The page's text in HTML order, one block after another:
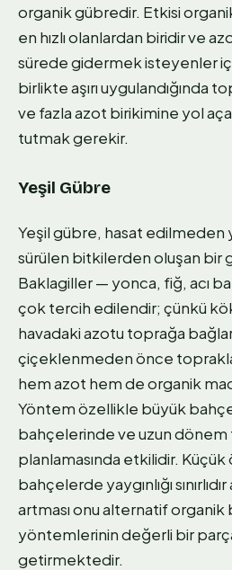
organik gübredir. Etkisi
en hızlı olanlardan biridir ve
sürede gidermek isteyenler
birlikte aşırı uygulandığında
ve fazla azot birikimine yol
tutmak gerekir.
Yeşil Gübre
Yeşil gübre, hasat
sürülen bitkilerden oluşan bir
Baklagiller — yonca, fiğ, acı
çok tercih edilendir; çünkü
havadaki azotu toprağa
çiçeklenmeden önce
hem azot hem de organik
Yöntem özellikle büyük
bahçelerinde ve uzun dönem
planlamasında etkilidir.
bahçelerde yaygınlığı
artması onu alternatif
yöntemlerinin değerli bir
getirmektedir.